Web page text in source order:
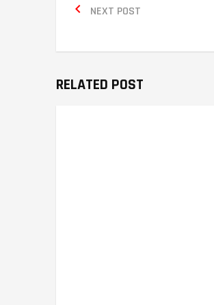
NEXT POST

RELATED POST